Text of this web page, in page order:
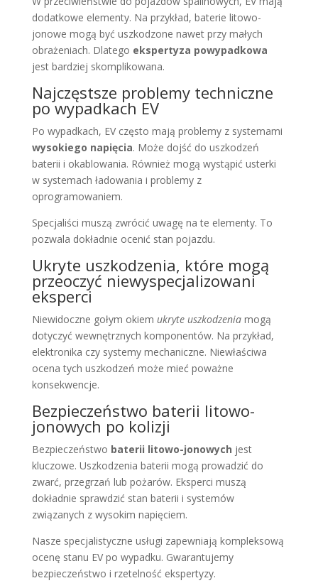
dodatkowe elementy. Na przykład, baterie litowo-
jonowe mogą być uszkodzone nawet przy małych
obrażeniach. Dlatego ekspertyza powypadkowa
jest bardziej skomplikowana.
Najczęstsze problemy techniczne
po wypadkach EV
Po wypadkach, EV często mają problemy z systemami
wysokiego napięcia. Może dojść do uszkodzeń
baterii i okablowania. Również mogą wystąpić usterki
w systemach ładowania i problemy z
oprogramowaniem.
Specjaliści muszą zwrócić uwagę na te elementy. To
pozwala dokładnie ocenić stan pojazdu.
Ukryte uszkodzenia, które mogą
przeoczyć niewyspecjalizowani
eksperci
Niewidoczne gołym okiem ukryte uszkodzeniamogą
dotyczyć wewnętrznych komponentów. Na przykład,
elektronika czy systemy mechaniczne. Niewłaściwa
ocena tych uszkodzeń może mieć poważne
konsekwencje.
Bezpieczeństwo baterii litowo-
jonowych po kolizji
Bezpieczeństwo baterii litowo-jonowych jest
kluczowe. Uszkodzenia baterii mogą prowadzić do
zwarć, przegrzań lub pożarów. Eksperci muszą
dokładnie sprawdzić stan baterii i systemów
związanych z wysokim napięciem.
Nasze specjalistyczne usługi zapewniają kompleksową
ocenę stanu EV po wypadku. Gwarantujemy
bezpieczeństwo i rzetelność ekspertyzy.